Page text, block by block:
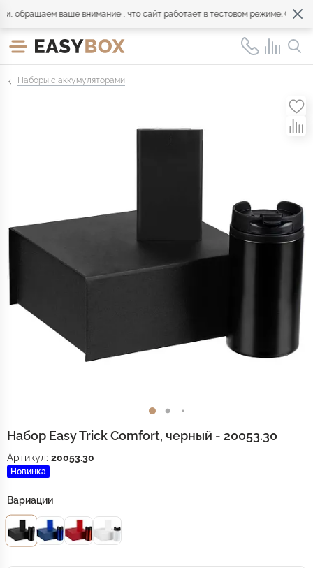
ваше внимание , что сайт работает в тестовом режиме.
Наборы с аккумуляторами
Набор Easy Trick Comfort, черный - 20053.30
Артикул: 20053.30
Новинка
Вариации